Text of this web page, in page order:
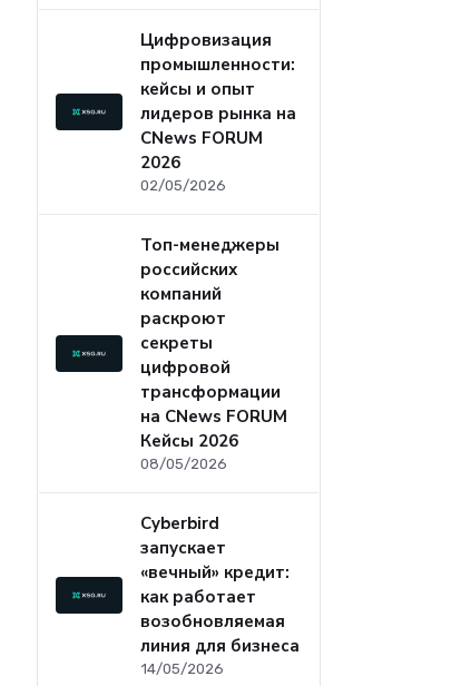
Цифровизация
промышленности:
кейсы и опыт
лидеров рынка на
CNews FORUM
2026
02/05/2026
Топ-менеджеры
российских
компаний
раскроют
секреты
цифровой
трансформации
на CNews FORUM
Кейсы 2026
08/05/2026
Cyberbird
запускает
«вечный» кредит:
как работает
возобновляемая
линия для бизнеса
14/05/2026